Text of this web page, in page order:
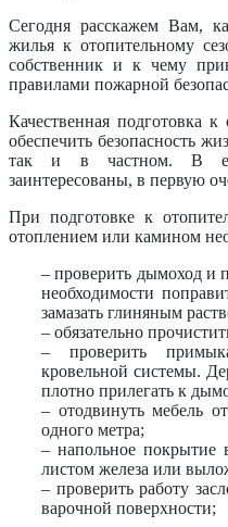
Сегодня расскажем Вам,
жилья к отопительному
собственник и к чему
правилами пожарной
Качественная подготовка к
обеспечить безопасность
так и в частном. В
заинтересованы, в первую
При подготовке к
отоплением или камином
– проверить дымоход и
необходимости
замазать глиняным
– обязательно
– проверить
кровельной системы.
плотно прилегать к
– отодвинуть мебель
одного метра;
– напольное покрытие
листом железа или
– проверить работу
варочной поверхности;